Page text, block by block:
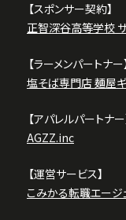
『埼玉ビジネスウ
取り上げられま
2025.04.01
かなりイケてる
『JR浦和駅』の
みなさん記念撮影
【スポンサー契約】
正智深谷高等学校
【ラーメンパートナー
塩そば専門店 麺屋
【アパレルパートナー
AGZZ.inc
【運営サービス】
こみかる転職エージ